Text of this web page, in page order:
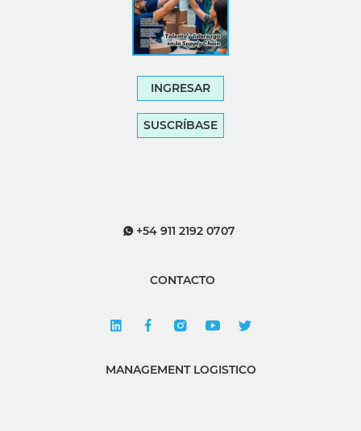
INGRESAR
SUSCRÍBASE
+54 911 2192 0707
CONTACTO
MANAGEMENT LOGISTICO